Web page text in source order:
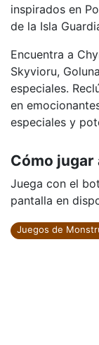
inspirados en
de la Isla
Encuentra a
Skyvioru,
especiales.
en
especiales y
Cómo jugar
Juega con el
pantalla en
Juegos de